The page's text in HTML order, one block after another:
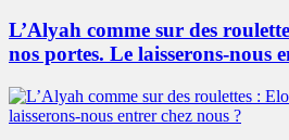
L’Alyah comme sur des
nos portes. Le laisserons-nous